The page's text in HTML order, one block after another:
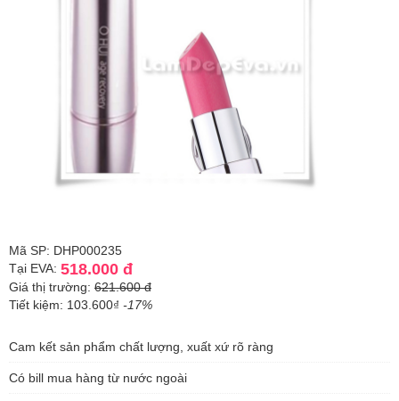
Mã SP: DHP000235
Tại EVA: 518.000 đ
Giá thị trường: 621.600 đ
Tiết kiệm: 103.600₫ -17%
Cam kết sản phẩm chất lượng, xuất xứ rõ ràng
Có bill mua hàng từ nước ngoài